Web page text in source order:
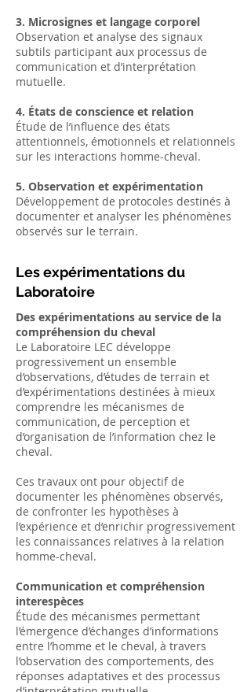
3. Microsignes et langage corporel
Observation et analyse des signaux
subtils participant aux processus de
communication et d’interprétation
mutuelle.
4. États de conscience et relation
Étude de l’influence des états
attentionnels, émotionnels et relationnels
sur les interactions homme-cheval.
5. Observation et expérimentation
Développement de protocoles destinés à
documenter et analyser les phénomènes
observés sur le terrain.
Les expérimentations du
Laboratoire
Des expérimentations au service de la
compréhension du cheval
Le Laboratoire LEC développe
progressivement un ensemble
d’observations, d’études de terrain et
d’expérimentations destinées à mieux
comprendre les mécanismes de
communication, de perception et
d’organisation de l’information chez le
cheval.
Ces travaux ont pour objectif de
documenter les phénomènes observés,
de confronter les hypothèses à
l’expérience et d’enrichir progressivement
les connaissances relatives à la relation
homme-cheval.
Communication et compréhension
interespèces
Étude des mécanismes permettant
l’émergence d’échanges d’informations
entre l’homme et le cheval, à travers
l’observation des comportements, des
réponses adaptatives et des processus